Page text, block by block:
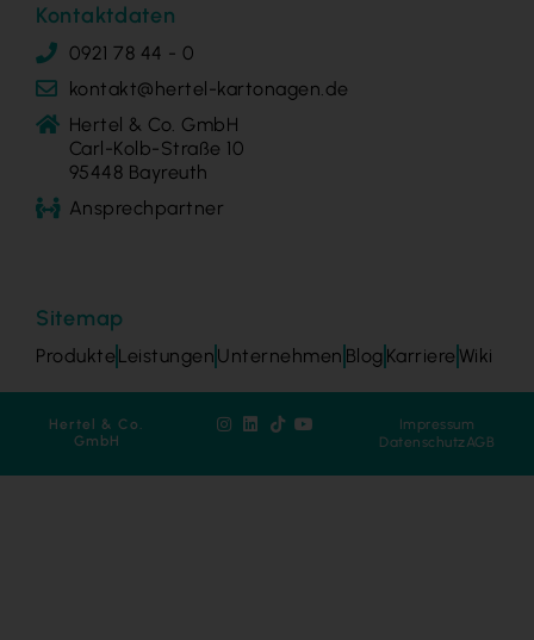
Kontaktdaten
0921 78 44 - 0
kontakt@hertel-kartonagen.de
Hertel & Co. GmbH
Carl-Kolb-Straße 10
95448 Bayreuth
Ansprechpartner
Sitemap
Produkte Leistungen Unternehmen Blog Karriere Wiki
Hertel & Co.
GmbH
Impressum
DatenschutzAGB